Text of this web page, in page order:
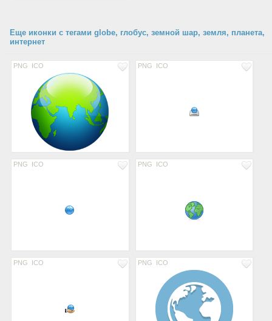
Еще иконки с тегами globe, глобус, земной шар, земля, планета,
интернет
PNG ICO PNG ICO
PNG ICO PNG ICO
PNG ICO PNG ICO